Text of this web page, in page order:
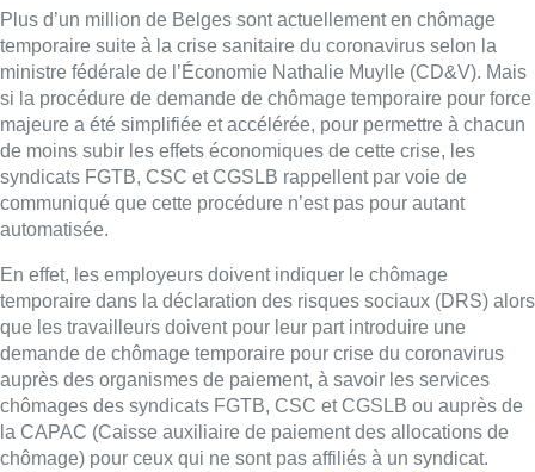
Plus d’un million de Belges sont actuellement en chômage
temporaire suite à la crise sanitaire du coronavirus selon la
ministre fédérale de l’Économie Nathalie Muylle (CD&V). Mais
si la procédure de demande de chômage temporaire pour force
majeure a été simplifiée et accélérée, pour permettre à chacun
de moins subir les effets économiques de cette crise, les
syndicats FGTB, CSC et CGSLB rappellent par voie de
communiqué que cette procédure n’est pas pour autant
automatisée.
En effet, les employeurs doivent indiquer le chômage
temporaire dans la déclaration des risques sociaux (DRS) alors
que les travailleurs doivent pour leur part introduire une
demande de chômage temporaire pour crise du coronavirus
auprès des organismes de paiement, à savoir les services
chômages des syndicats FGTB, CSC et CGSLB ou auprès de
la CAPAC (Caisse auxiliaire de paiement des allocations de
chômage) pour ceux qui ne sont pas affiliés à un syndicat.